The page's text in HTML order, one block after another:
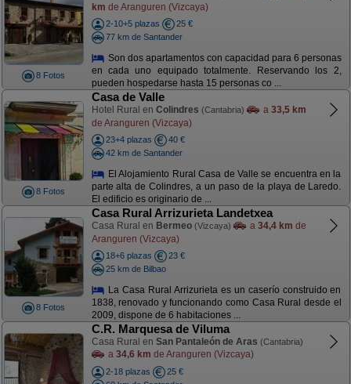
8 Fotos
km de Aranguren (Vizcaya)
2-10+5 plazas
25 €
77 km de Santander
Son dos apartamentos con capacidad para 6 personas
en cada uno equipado totalmente. Reservando los 2,
pueden hospedarse hasta 15 personas co ...
8 Fotos
Casa de Valle
Hotel Rural en Colindres (Cantabria) a 33,5 km
de Aranguren (Vizcaya)
23+4 plazas
40 €
42 km de Santander
El Alojamiento Rural Casa de Valle se encuentra en la
parte alta de Colindres, a un paso de la playa de Laredo.
El edificio es originario de ...
8 Fotos
Casa Rural Arrizurieta Landetxea
Casa Rural en Bermeo (Vizcaya) a 34,4 km de
Aranguren (Vizcaya)
18+6 plazas
23 €
25 km de Bilbao
La Casa Rural Arrizurieta es un caserío construido en
1838, renovado y funcionando como Casa Rural desde el
2009, dispone de 6 habitaciones ...
C.R. Marquesa de Viluma
Casa Rural en San Pantaleón de Aras (Cantabria)
a 34,6 km de Aranguren (Vizcaya)
2-18 plazas
25 €